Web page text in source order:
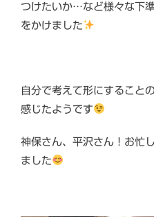
つけたいか…など様々な下
をかけました
自分で考えて形にすること
感じたようです
神保さん、平沢さん！お忙
ました